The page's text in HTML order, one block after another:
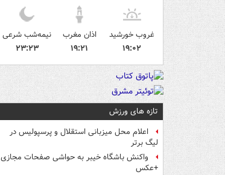
غروب خورشید
۱۹:۰۲
اذان مغرب
۱۹:۲۱
نیمه‌شب شرعی
۲۳:۲۳
تازه های ورزش
اعلام محل میزبانی استقلال و پرسپولیس در
لیگ برتر
واکنش باشگاه خیبر به حواشی صفحات مجازی
+عکس